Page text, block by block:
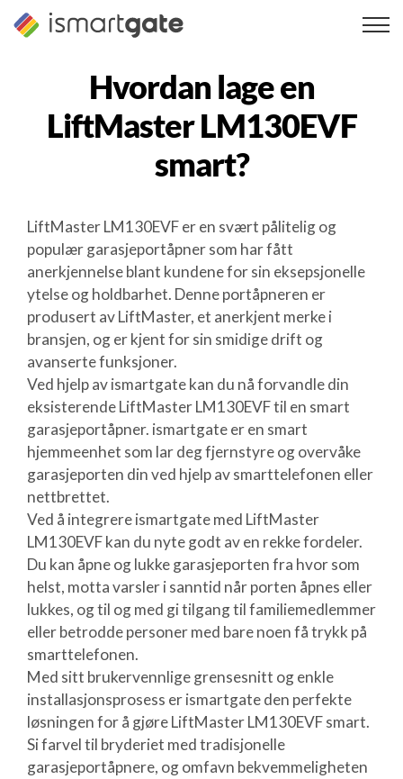
Hopp
Hvordan lage en
LiftMaster LM130EVF
smart?
LiftMaster LM130EVF er en svært pålitelig og
populær garasjeportåpner som har fått
anerkjennelse blant kundene for sin eksepsjonelle
ytelse og holdbarhet. Denne portåpneren er
produsert av LiftMaster, et anerkjent merke i
bransjen, og er kjent for sin smidige drift og
avanserte funksjoner.
Ved hjelp av ismartgate kan du nå forvandle din
eksisterende LiftMaster LM130EVF til en smart
garasjeportåpner. ismartgate er en smart
hjemmeenhet som lar deg fjernstyre og overvåke
garasjeporten din ved hjelp av smarttelefonen eller
nettbrettet.
Ved å integrere ismartgate med LiftMaster
LM130EVF kan du nyte godt av en rekke fordeler.
Du kan åpne og lukke garasjeporten fra hvor som
helst, motta varsler i sanntid når porten åpnes eller
lukkes, og til og med gi tilgang til familiemedlemmer
eller betrodde personer med bare noen få trykk på
smarttelefonen.
Med sitt brukervennlige grensesnitt og enkle
installasjonsprosess er ismartgate den perfekte
løsningen for å gjøre LiftMaster LM130EVF smart.
Si farvel til bryderiet med tradisjonelle
garasjeportåpnere, og omfavn bekvemmeligheten